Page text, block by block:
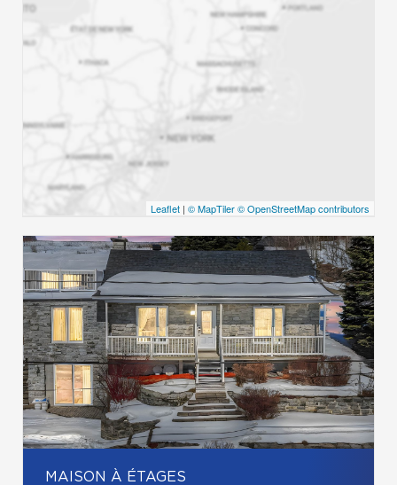
Leaflet | © MapTiler© OpenStreetMap contributors
MAISON À ÉTAGES